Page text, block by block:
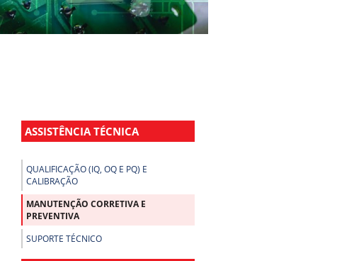
ASSISTÊNCIA TÉCNICA
QUALIFICAÇÃO (IQ, OQ E PQ) E
CALIBRAÇÃO
MANUTENÇÃO CORRETIVA E
PREVENTIVA
SUPORTE TÉCNICO